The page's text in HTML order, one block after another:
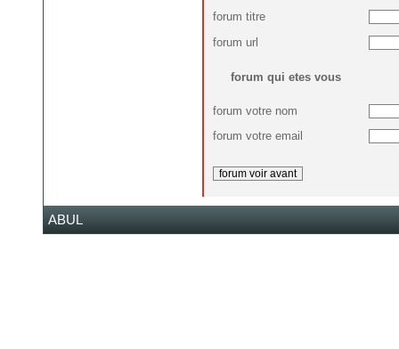
forum titre
forum url
forum qui etes vous
forum votre nom
forum votre email
ABUL